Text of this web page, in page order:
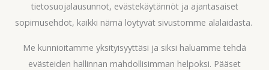
tietosuojalausunnot, evästekäytännöt ja ajantasaiset
sopimusehdot, kaikki nämä löytyvät sivustomme alalaidasta.
Me kunnioitamme yksityisyyttäsi ja siksi haluamme tehdä
evästeiden hallinnan mahdollisimman helpoksi. Pääset